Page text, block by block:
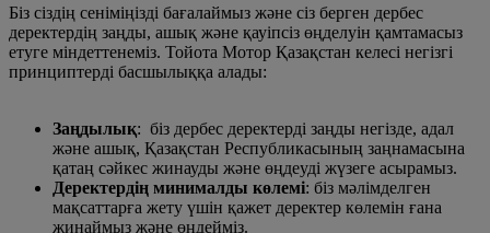
Біз сіздің сеніміңізді бағалаймыз және сіз берген дербес
деректердің заңды, ашық және қауіпсіз өңделуін қамтамасыз
етуге міндеттенеміз. Тойота Мотор Қазақстан келесі негізгі
принциптерді басшылыққа алады:
Заңдылық: біз дербес деректерді заңды негізде, адал
және ашық, Қазақстан Республикасының заңнамасына
қатаң сәйкес жинауды және өңдеуді жүзеге асырамыз.
Деректердің минималды көлемі: біз мәлімделген
мақсаттарға жету үшін қажет деректер көлемін ғана
жинаймыз және өңдейміз.